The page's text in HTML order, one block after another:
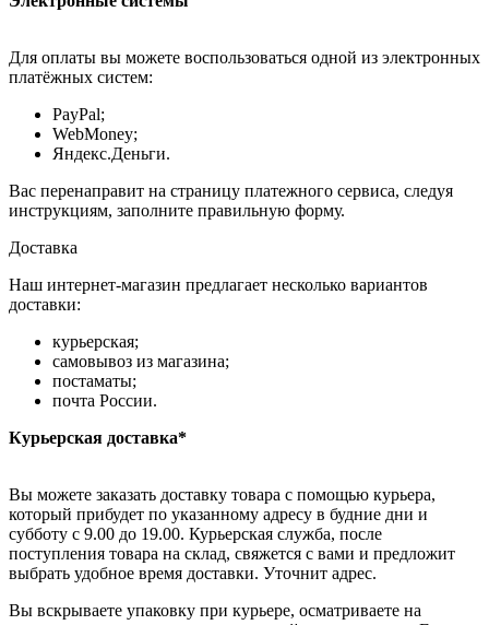
Для оплаты вы можете воспользоваться одной из электронных
платёжных систем:
PayPal;
WebMoney;
Яндекс.Деньги.
Вас перенаправит на страницу платежного сервиса, следуя
инструкциям, заполните правильную форму.
Доставка
Наш интернет-магазин предлагает несколько вариантов
доставки:
курьерская;
самовывоз из магазина;
постаматы;
почта России.
Курьерская доставка*
Вы можете заказать доставку товара с помощью курьера,
который прибудет по указанному адресу в будние дни и
субботу с 9.00 до 19.00. Курьерская служба, после
поступления товара на склад, свяжется с вами и предложит
выбрать удобное время доставки. Уточнит адрес.
Вы вскрываете упаковку при курьере, осматриваете на